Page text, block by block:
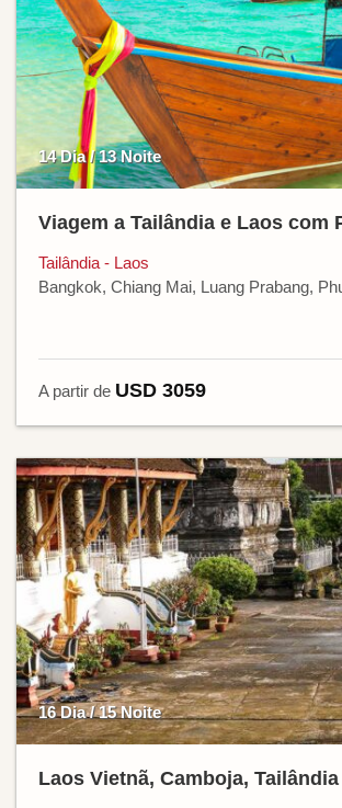
14 Dia / 13 Noite
Viagem a Tailândia e Laos com
Tailândia - Laos
Bangkok, Chiang Mai, Luang Prabang,
A partir de USD 3059
16 Dia / 15 Noite
Laos Vietnã, Camboja,